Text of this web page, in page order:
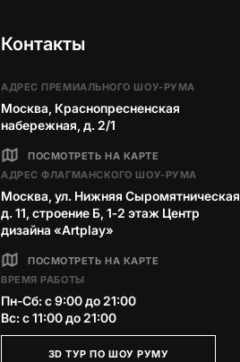
Контакты
АДРЕС ПРЕМИАЛЬНОГО ШОУ-РУМА
Москва, Краснопресненская
набережная, д. 2/1
ПОСМОТРЕТЬ НА КАРТЕ
АДРЕС ФЛАГМАНСКОГО ШОУ-РУМА
Москва, ул. Нижняя Сыромятническая
д. 11, строение Б, 1‑2 этаж Центр
дизайна «Artplay»
ПОСМОТРЕТЬ НА КАРТЕ
ВРЕМЯ РАБОТЫ
Пн-Сб: с 9:00 до 21:00
Вс: с 11:00 до 21:00
3D ТУР ПО ШОУ РУМУ